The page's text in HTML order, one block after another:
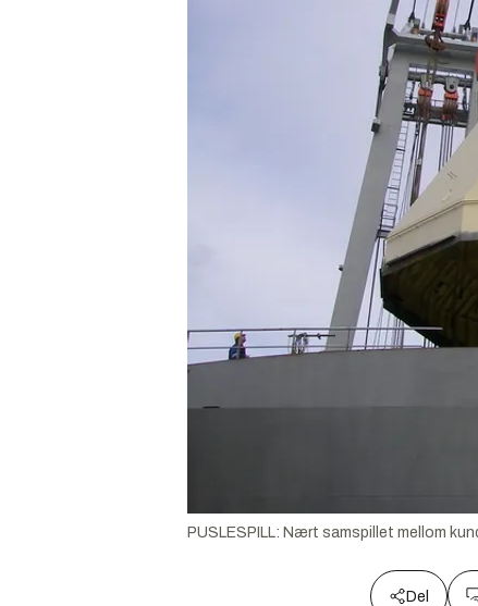
PUSLESPILL: Nært samspillet mellom
Del